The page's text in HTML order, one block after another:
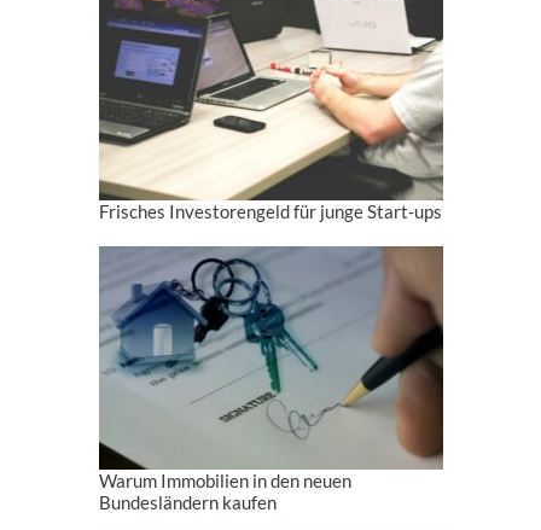
Frisches Investorengeld für junge Start-ups
Warum Immobilien in den neuen
Bundesländern kaufen